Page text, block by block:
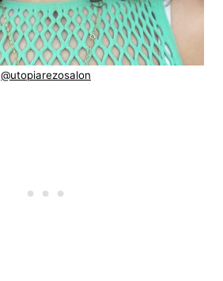
@utopiarezosalon